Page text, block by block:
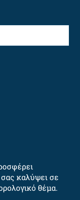
καλύψει σε
θέμα.